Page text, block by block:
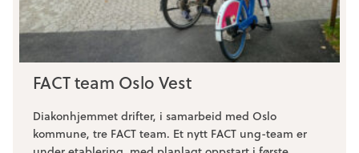
FACT team Oslo Vest
Diakonhjemmet drifter, i samarbeid med Oslo
kommune, tre FACT team. Et nytt FACT ung-team er